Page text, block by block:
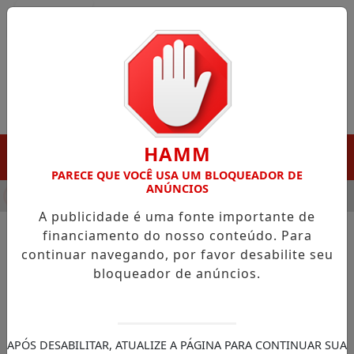
EM PORTO GRANDE COM ATUAÇÃO VOLTADA AO
NOTÍCIAS/FERREIRA GOMES
Ferreira Gomes empossa
de formação cidadã
HAMM
PARECE QUE VOCÊ USA UM BLOQUEADOR DE
ANÚNCIOS
A publicidade é uma fonte importante de
financiamento do nosso conteúdo. Para
continuar navegando, por favor desabilite seu
bloqueador de anúncios.
APÓS DESABILITAR, ATUALIZE A PÁGINA PARA CONTINUAR SUA